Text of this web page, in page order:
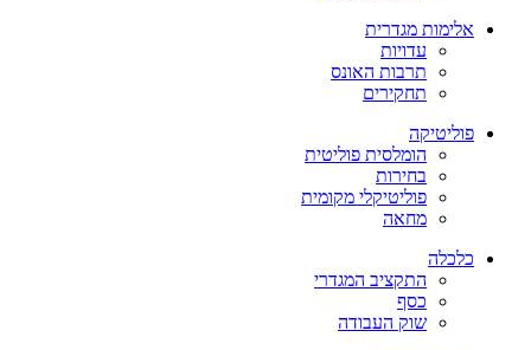
אלימות מגדרית
עדויות
תרבות האונס
תחקירים
פוליטיקה
הומלסית פוליטית
בחירות
פוליטיקלי מקומית
מחאה
כלכלה
התקציב המגדרי
כסף
שוק העבודה